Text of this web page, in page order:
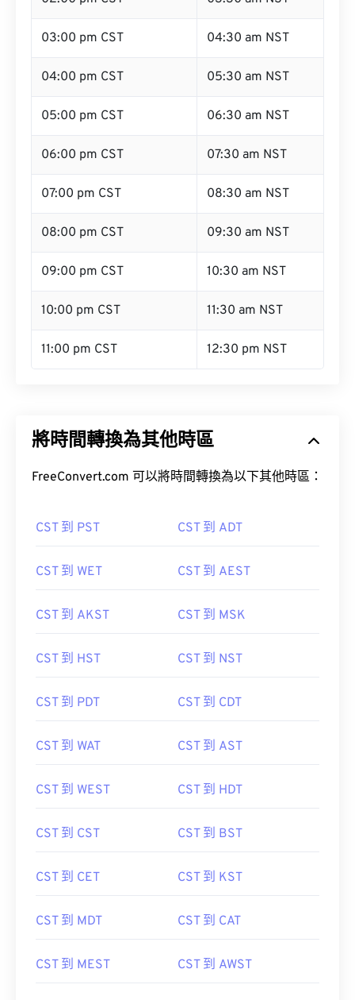
03:00 pm CST 04:30 am NST
04:00 pm CST 05:30 am NST
05:00 pm CST 06:30 am NST
06:00 pm CST 07:30 am NST
07:00 pm CST 08:30 am NST
08:00 pm CST 09:30 am NST
09:00 pm CST 10:30 am NST
10:00 pm CST 11:30 am NST
11:00 pm CST 12:30 pm NST
將時間轉換為其他時區
FreeConvert.com 可以將時間轉換為以下其他時區：
CST 到 PST CST 到 ADT
CST 到 WET CST 到 AEST
CST 到 AKST CST 到 MSK
CST 到 HST CST 到 NST
CST 到 PDT CST 到 CDT
CST 到 WAT CST 到 AST
CST 到 WEST CST 到 HDT
CST 到 CST CST 到 BST
CST 到 CET CST 到 KST
CST 到 MDT CST 到 CAT
CST 到 MEST CST 到 AWST